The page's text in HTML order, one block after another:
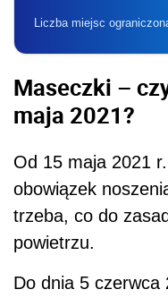
Liczba miejsc
Maseczki –
maja 2021?
Od 15 maja 2021
obowiązek
trzeba, co do
powietrzu.
Do dnia 5 czerwca